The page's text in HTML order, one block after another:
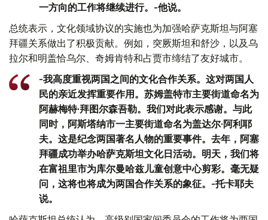
一方向的工作将继续进行。-他说。
总统表示，文化领域协议的实施也为加强哈萨克斯坦与阿塞
拜疆关系做出了积极贡献。例如，突厥斯坦和舒沙，以及乌
拉尔和明盖恰乌尔、奇姆肯特和占贾市缔结了友好城市。
-我高度重视两国之间的文化合作关系。这对两国人
民的亲近发挥重要作用。苏姆盖特市主要街道命名为
阿赫梅特·拜图尔森吾勒。我们对此表示感谢。与此
同时，阿斯塔纳市一主要街道命名为盖达尔·阿利耶
夫。这是纪念两国著名人物的重要事件。去年，阿塞
拜疆成功举办哈萨克斯坦文化日活动。明天，我们将
在富祖里市为库尔曼哈兹儿童创意中心剪彩。毫无疑
问，这将也将成为两国合作关系的象征。-托卡耶夫
说。